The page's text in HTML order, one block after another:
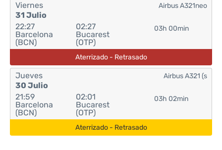
Viernes
31 Julio
22:27
Barcelona
(BCN)
02:27
Bucarest
(OTP)
03h 00min
Airbus A321neo
Aterrizado - Retrasado
Jueves
30 Julio
21:59
Barcelona
(BCN)
02:01
Bucarest
(OTP)
03h 02min
Airbus A321 (s
Aterrizado - Retrasado